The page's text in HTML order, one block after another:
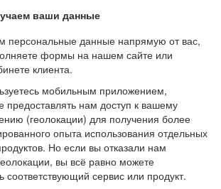
ваши данные
персональные данные напрямую от вас,
формы на нашем сайте или
клиента.
мобильным приложением,
предоставлять нам доступ к вашему
(геолокации) для получения более
опыта использования отдельных
Но если вы отказали нам
вы всё равно можете
соответствующий сервис или продукт.